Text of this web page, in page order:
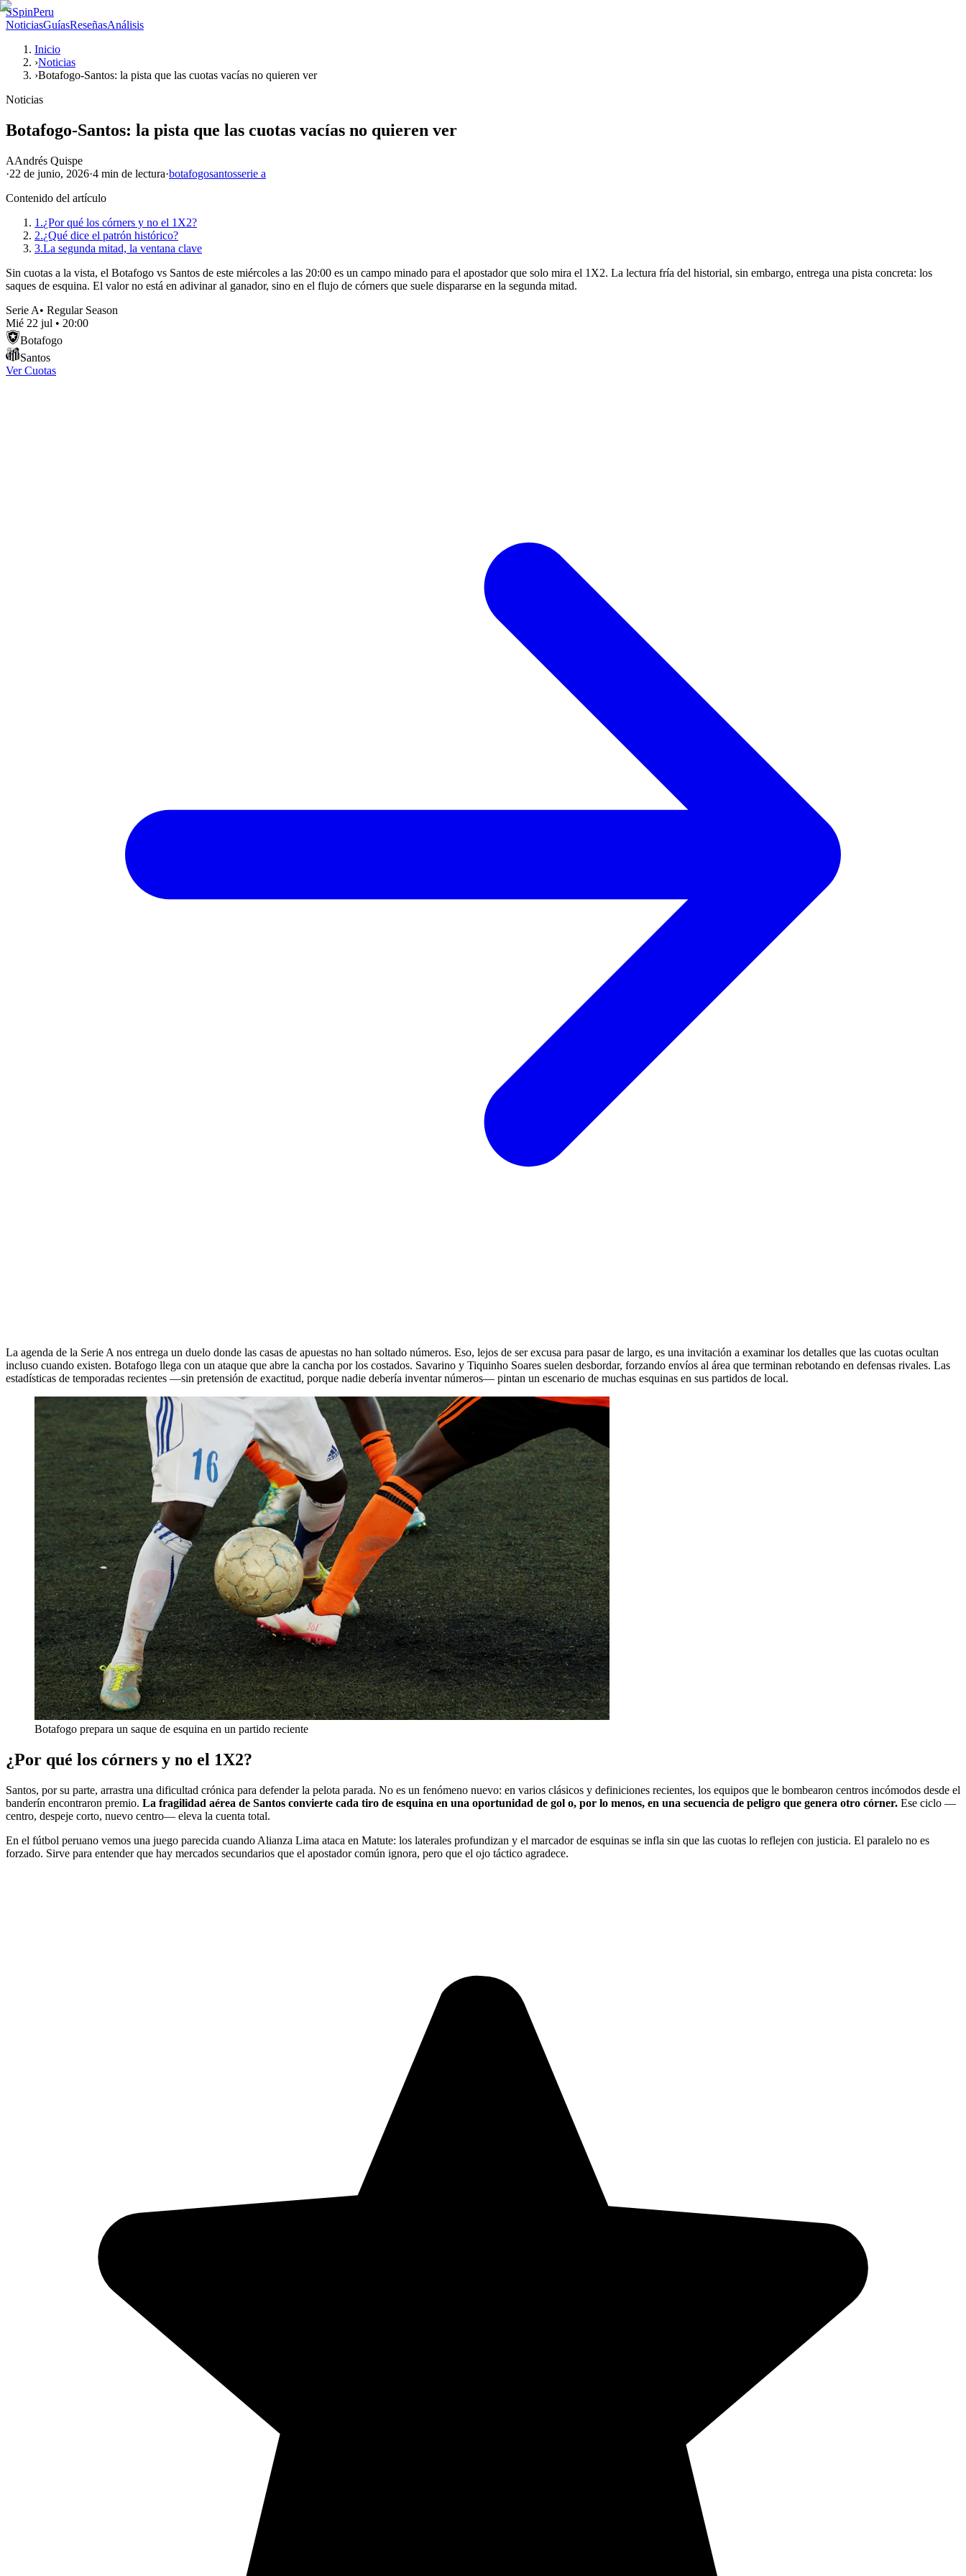
SSpinPeru
NoticiasGuíasReseñasAnálisis
Inicio
›Noticias
›Botafogo-Santos: la pista que las cuotas vacías no quieren ver
Noticias
Botafogo-Santos: la pista que las cuotas vacías no quieren ver
AAndrés Quispe
·22 de junio, 2026·4 min de lectura·botafogosantosserie a
Contenido del artículo
1.¿Por qué los córners y no el 1X2?
2.¿Qué dice el patrón histórico?
3.La segunda mitad, la ventana clave
Sin cuotas a la vista, el Botafogo vs Santos de este miércoles a las 20:00 es un campo minado para el apostador que solo mira el 1X2. La lectura fría del historial, sin embargo, entrega una pista concreta: los
saques de esquina. El valor no está en adivinar al ganador, sino en el flujo de córners que suele dispararse en la segunda mitad.
Serie A• Regular Season
Mié 22 jul • 20:00
Botafogo
Santos
Ver Cuotas
La agenda de la Serie A nos entrega un duelo donde las casas de apuestas no han soltado números. Eso, lejos de ser excusa para pasar de largo, es una invitación a examinar los detalles que las cuotas ocultan
incluso cuando existen. Botafogo llega con un ataque que abre la cancha por los costados. Savarino y Tiquinho Soares suelen desbordar, forzando envíos al área que terminan rebotando en defensas rivales. Las
estadísticas de temporadas recientes —sin pretensión de exactitud, porque nadie debería inventar números— pintan un escenario de muchas esquinas en sus partidos de local.
Botafogo prepara un saque de esquina en un partido reciente
¿Por qué los córners y no el 1X2?
Santos, por su parte, arrastra una dificultad crónica para defender la pelota parada. No es un fenómeno nuevo: en varios clásicos y definiciones recientes, los equipos que le bombearon centros incómodos desde el
banderín encontraron premio. La fragilidad aérea de Santos convierte cada tiro de esquina en una oportunidad de gol o, por lo menos, en una secuencia de peligro que genera otro córner. Ese ciclo —
centro, despeje corto, nuevo centro— eleva la cuenta total.
En el fútbol peruano vemos una juego parecida cuando Alianza Lima ataca en Matute: los laterales profundizan y el marcador de esquinas se infla sin que las cuotas lo reflejen con justicia. El paralelo no es
forzado. Sirve para entender que hay mercados secundarios que el apostador común ignora, pero que el ojo táctico agradece.